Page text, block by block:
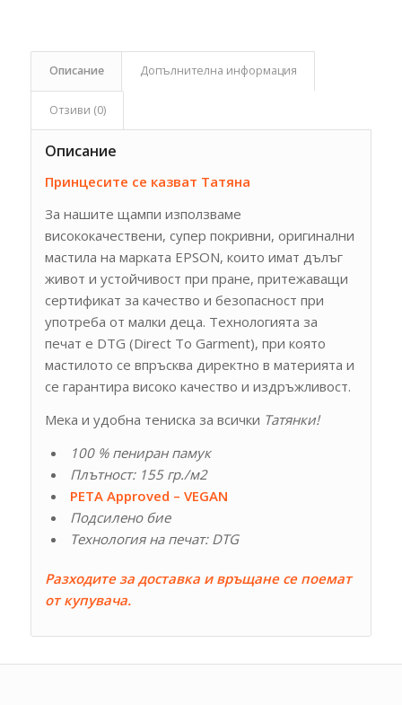
Описание Допълнителна информация
Отзиви (0)
Описание
Принцесите се казват Татяна
За нашите щампи използваме
висококачествени, супер покривни, оригинални
мастила на марката EPSON, които имат дълъг
живот и устойчивост при пране, притежаващи
сертификат за качество и безопасност при
употреба от малки деца. Технологията за
печат е DTG (Direct To Garment), при която
мастилото се впръсква директно в материята и
се гарантира високо качество и издръжливост.
Мека и удобна тениска за всички Татянки!
100 % пениран памук
Плътност: 155 гр./м2
PETA Approved – VEGAN
Подсилено бие
Технология на печат: DTG
Разходите за доставка и връщане се поемат
от купувача.